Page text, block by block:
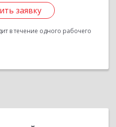
заявку
в течение одного рабочего